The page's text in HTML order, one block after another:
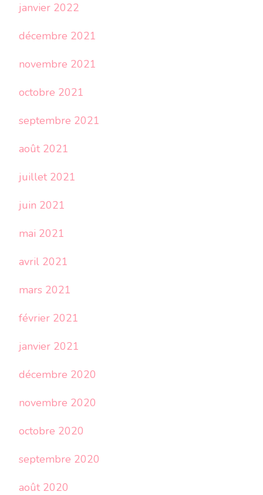
janvier 2022
décembre 2021
novembre 2021
octobre 2021
septembre 2021
août 2021
juillet 2021
juin 2021
mai 2021
avril 2021
mars 2021
février 2021
janvier 2021
décembre 2020
novembre 2020
octobre 2020
septembre 2020
août 2020